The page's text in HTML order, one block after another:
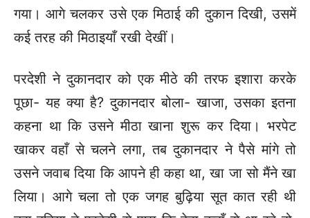
गया। आगे चलकर उसे एक मिठाई की दुकान दिखी, उसमें
कई तरह की मिठाइयाँ रखी देखीं।
परदेशी ने दुकानदार को एक मीठे की तरफ इशारा करके
पूछा- यह क्या है? दुकानदार बोला- खाजा, उसका इतना
कहना था कि उसने मीठा खाना शुरू कर दिया। भरपेट
खाकर वहाँ से चलने लगा, तब दुकानदार ने पैसे मांगे तो
उसने जवाब दिया कि आपने ही कहा था, खा जा सो मैंने खा
लिया। आगे चला तो एक जगह बुढ़िया सूत कात रही थी